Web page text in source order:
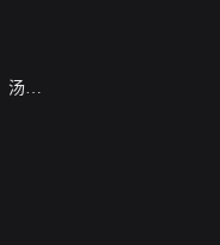
汤姆·萨维尼